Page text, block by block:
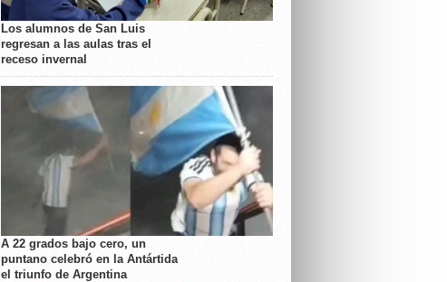
Los alumnos de San Luis
regresan a las aulas tras el
receso invernal
A 22 grados bajo cero, un
puntano celebró en la Antártida
el triunfo de Argentina